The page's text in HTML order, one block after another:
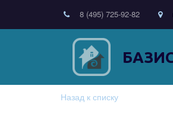
8 (495) 725-92-82
Назад к списку